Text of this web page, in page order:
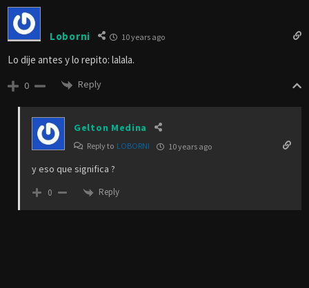
Loborni 10 years ago
Lo dije antes y lo repito: lalala.
0 Reply
Gelton Medina
Reply to LOBORNI 10 years ago
y eso que significa ?
0 Reply